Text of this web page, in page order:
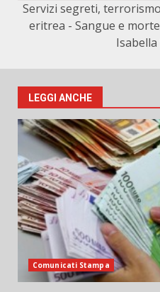
Servizi segreti,
eritrea - Sangue e
LEGGI ANCHE
Comunicati Stampa